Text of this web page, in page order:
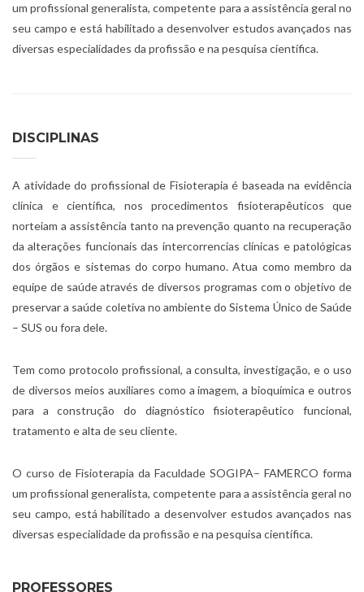
um profissional generalista, competente para a assistência geral no
seu campo e está habilitado a desenvolver estudos avançados nas
diversas especialidades da profissão e na pesquisa científica.
DISCIPLINAS
A atividade do profissional de Fisioterapia é baseada na evidência
clínica e científica, nos procedimentos fisioterapêuticos que
norteiam a assistência tanto na prevenção quanto na recuperação
da alterações funcionais das intercorrencias clínicas e patológicas
dos órgãos e sistemas do corpo humano. Atua como membro da
equipe de saúde através de diversos programas com o objetivo de
preservar a saúde coletiva no ambiente do Sistema Único de Saúde
– SUS ou fora dele.
Tem como protocolo profissional, a consulta, investigação, e o uso
de diversos meios auxiliares como a imagem, a bioquímica e outros
para a construção do diagnóstico fisioterapêutico funcional,
tratamento e alta de seu cliente.
O curso de Fisioterapia da Faculdade SOGIPA– FAMERCO forma
um profissional generalista, competente para a assistência geral no
seu campo, está habilitado a desenvolver estudos avançados nas
diversas especialidade da profissão e na pesquisa científica.
PROFESSORES